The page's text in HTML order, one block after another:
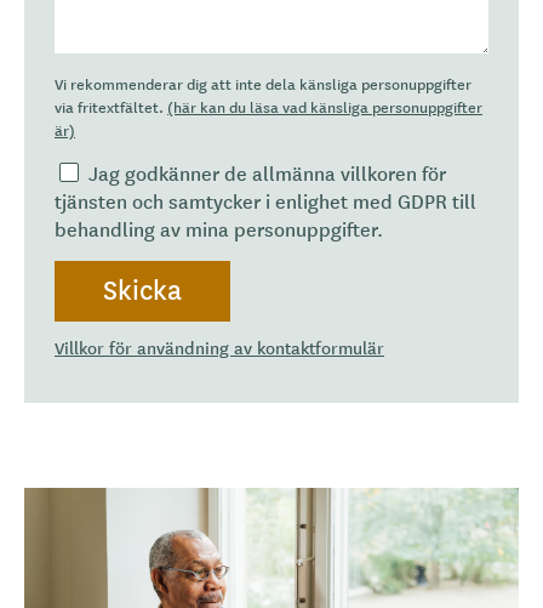
Vi rekommenderar dig att inte dela känsliga personuppgifter
via fritextfältet. (här kan du läsa vad känsliga personuppgifter
är)
Jag godkänner de allmänna villkoren för
tjänsten och samtycker i enlighet med GDPR till
behandling av mina personuppgifter.
Villkor för användning av kontaktformulär